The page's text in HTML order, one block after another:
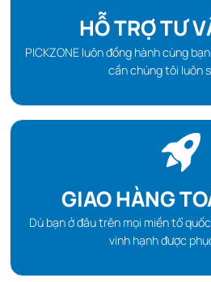
HỖ TRỢ TƯ
PICKZONE luôn đồng hành cùng
cần chúng tôi luôn
GIAO HÀNG
Dù bạn ở đâu trên mọi miền tổ
vinh hạnh được